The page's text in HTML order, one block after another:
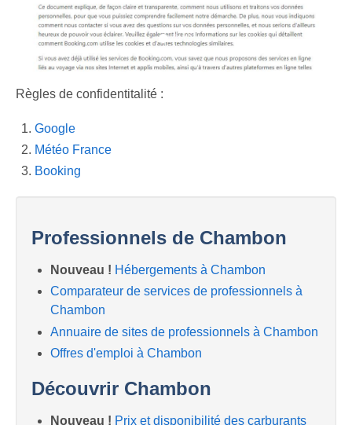
Règles de confidentitalité :
Google
Météo France
Booking
Professionnels de Chambon
Nouveau ! Hébergements à Chambon
Comparateur de services de professionnels à
Chambon
Annuaire de sites de professionnels à Chambon
Offres d'emploi à Chambon
Découvrir Chambon
Nouveau ! Prix et disponibilité des carburants